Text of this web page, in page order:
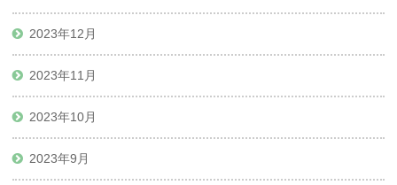
2023年12月
2023年11月
2023年10月
2023年9月